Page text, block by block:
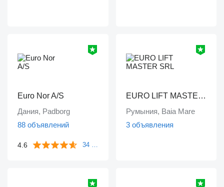
Euro Nor A/S
Дания, Padborg
88 объявлений
4.6 34 отзыва
EURO LIFT MASTER SRL
Румыния, Baia Mare
3 объявления